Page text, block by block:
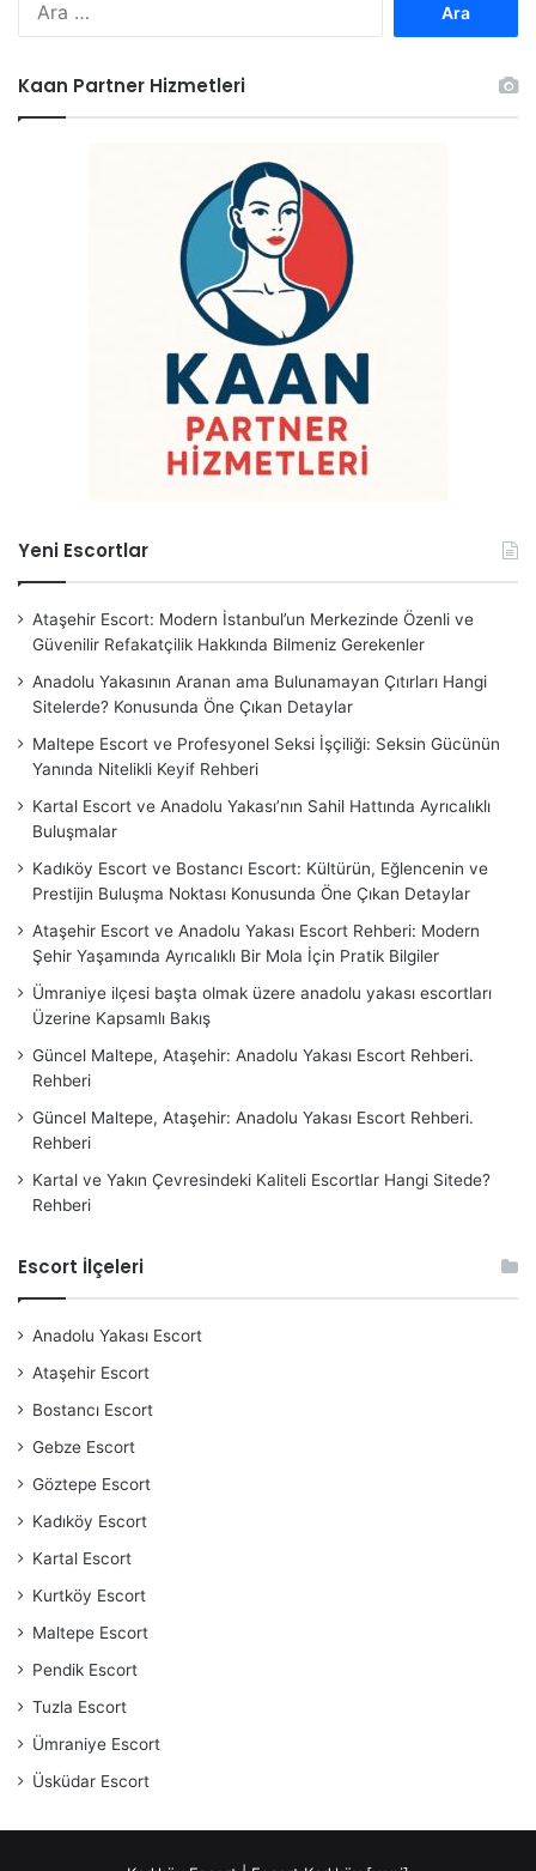
Kaan Partner Hizmetleri
Yeni Escortlar
Ataşehir Escort: Modern İstanbul’un Merkezinde Özenli ve
Güvenilir Refakatçilik Hakkında Bilmeniz Gerekenler
Anadolu Yakasının Aranan ama Bulunamayan Çıtırları Hangi
Sitelerde? Konusunda Öne Çıkan Detaylar
Maltepe Escort ve Profesyonel Seksi İşçiliği: Seksin Gücünün
Yanında Nitelikli Keyif Rehberi
Kartal Escort ve Anadolu Yakası’nın Sahil Hattında Ayrıcalıklı
Buluşmalar
Kadıköy Escort ve Bostancı Escort: Kültürün, Eğlencenin ve
Prestijin Buluşma Noktası Konusunda Öne Çıkan Detaylar
Ataşehir Escort ve Anadolu Yakası Escort Rehberi: Modern
Şehir Yaşamında Ayrıcalıklı Bir Mola İçin Pratik Bilgiler
Ümraniye ilçesi başta olmak üzere anadolu yakası escortları
Üzerine Kapsamlı Bakış
Güncel Maltepe, Ataşehir: Anadolu Yakası Escort Rehberi.
Rehberi
Güncel Maltepe, Ataşehir: Anadolu Yakası Escort Rehberi.
Rehberi
Kartal ve Yakın Çevresindeki Kaliteli Escortlar Hangi Sitede?
Rehberi
Escort İlçeleri
Anadolu Yakası Escort
Ataşehir Escort
Bostancı Escort
Gebze Escort
Göztepe Escort
Kadıköy Escort
Kartal Escort
Kurtköy Escort
Maltepe Escort
Pendik Escort
Tuzla Escort
Ümraniye Escort
Üsküdar Escort